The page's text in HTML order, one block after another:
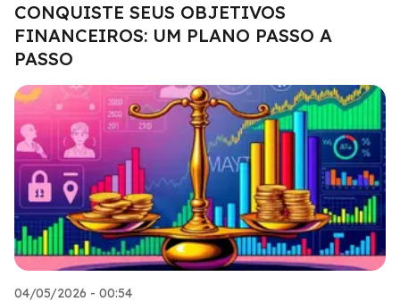
CONQUISTE SEUS OBJETIVOS
FINANCEIROS: UM PLANO PASSO A
PASSO
04/05/2026 - 00:54